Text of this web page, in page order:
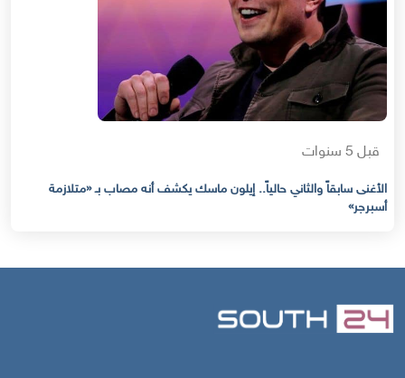
قبل 5 سنوات
الأغنى سابقاً والثاني حالياً.. إيلون ماسك يكشف أنه مصاب بـ «متلازمة
أسبرجر»